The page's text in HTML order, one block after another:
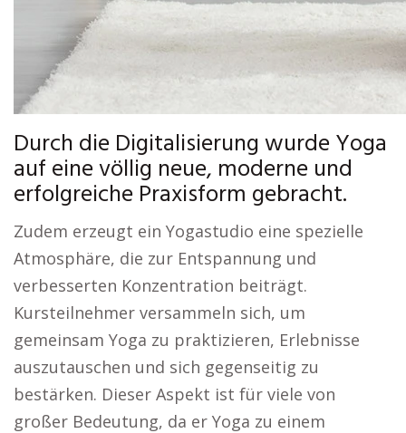
Durch die Digitalisierung wurde Yoga
auf eine völlig neue, moderne und
erfolgreiche Praxisform gebracht.
Zudem erzeugt ein Yogastudio eine spezielle
Atmosphäre, die zur Entspannung und
verbesserten Konzentration beiträgt.
Kursteilnehmer versammeln sich, um
gemeinsam Yoga zu praktizieren, Erlebnisse
auszutauschen und sich gegenseitig zu
bestärken. Dieser Aspekt ist für viele von
großer Bedeutung, da er Yoga zu einem